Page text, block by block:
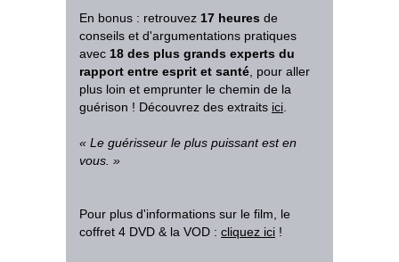
En bonus : retrouvez 17 heures de
conseils et d'argumentations pratiques
avec 18 des plus grands experts du
rapport entre esprit et santé, pour aller
plus loin et emprunter le chemin de la
guérison ! Découvrez des extraits ici.
« Le guérisseur le plus puissant est en
vous. »
Pour plus d'informations sur le film, le
coffret 4 DVD & la VOD : cliquez ici !